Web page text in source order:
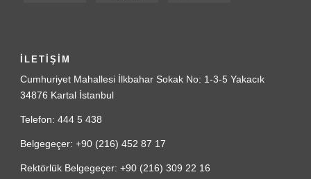
İLETİŞİM
Cumhuriyet Mahallesi İlkbahar Sokak No: 1-3-5 Yakacık
34876 Kartal İstanbul
Telefon: 444 5 438
Belgegeçer: +90 (216) 452 87 17
Rektörlük Belgegeçer: +90 (216) 309 22 16